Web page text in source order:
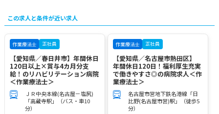
この求人と条件が近い求人
作業療法士 正社員
【愛知県／春日井市】年間休日
120日以上×賞与4カ月分支
給！のリハビリテーション病院
＜作業療法士＞
ＪＲ中央本線(名古屋－塩尻)
「高蔵寺駅」（バス・車10
分）
作業療法士 正社員
【愛知県／名古屋市熱田区】
年間休日120日！福利厚生充実
で働きやすさ◎の病院求人＜作
業療法士＞
名古屋市営地下鉄名港線「日
比野(名古屋市営)駅」（徒歩5
分）